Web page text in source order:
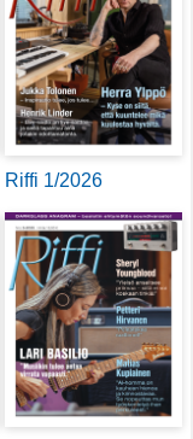
Riffi 1/2026